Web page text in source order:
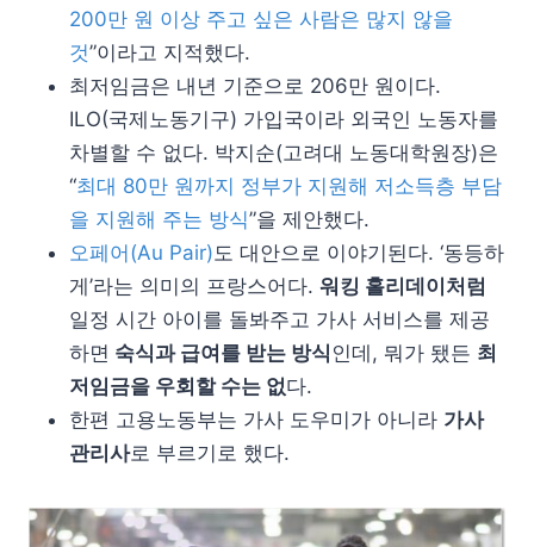
200만 원 이상 주고 싶은 사람은 많지 않을
것”이라고 지적했다.
최저임금은 내년 기준으로 206만 원이다.
ILO(국제노동기구) 가입국이라 외국인 노동자를
차별할 수 없다. 박지순(고려대 노동대학원장)은
“최대 80만 원까지 정부가 지원해 저소득층 부담
을 지원해 주는 방식”을 제안했다.
오페어(Au Pair)도 대안으로 이야기된다. ‘동등하
게’라는 의미의 프랑스어다. 워킹 홀리데이처럼
일정 시간 아이를 돌봐주고 가사 서비스를 제공
하면 숙식과 급여를 받는 방식 인데, 뭐가 됐든 최
저임금을 우회할 수는 없다.
한편 고용노동부는 가사 도우미가 아니라 가사
관리사로 부르기로 했다.